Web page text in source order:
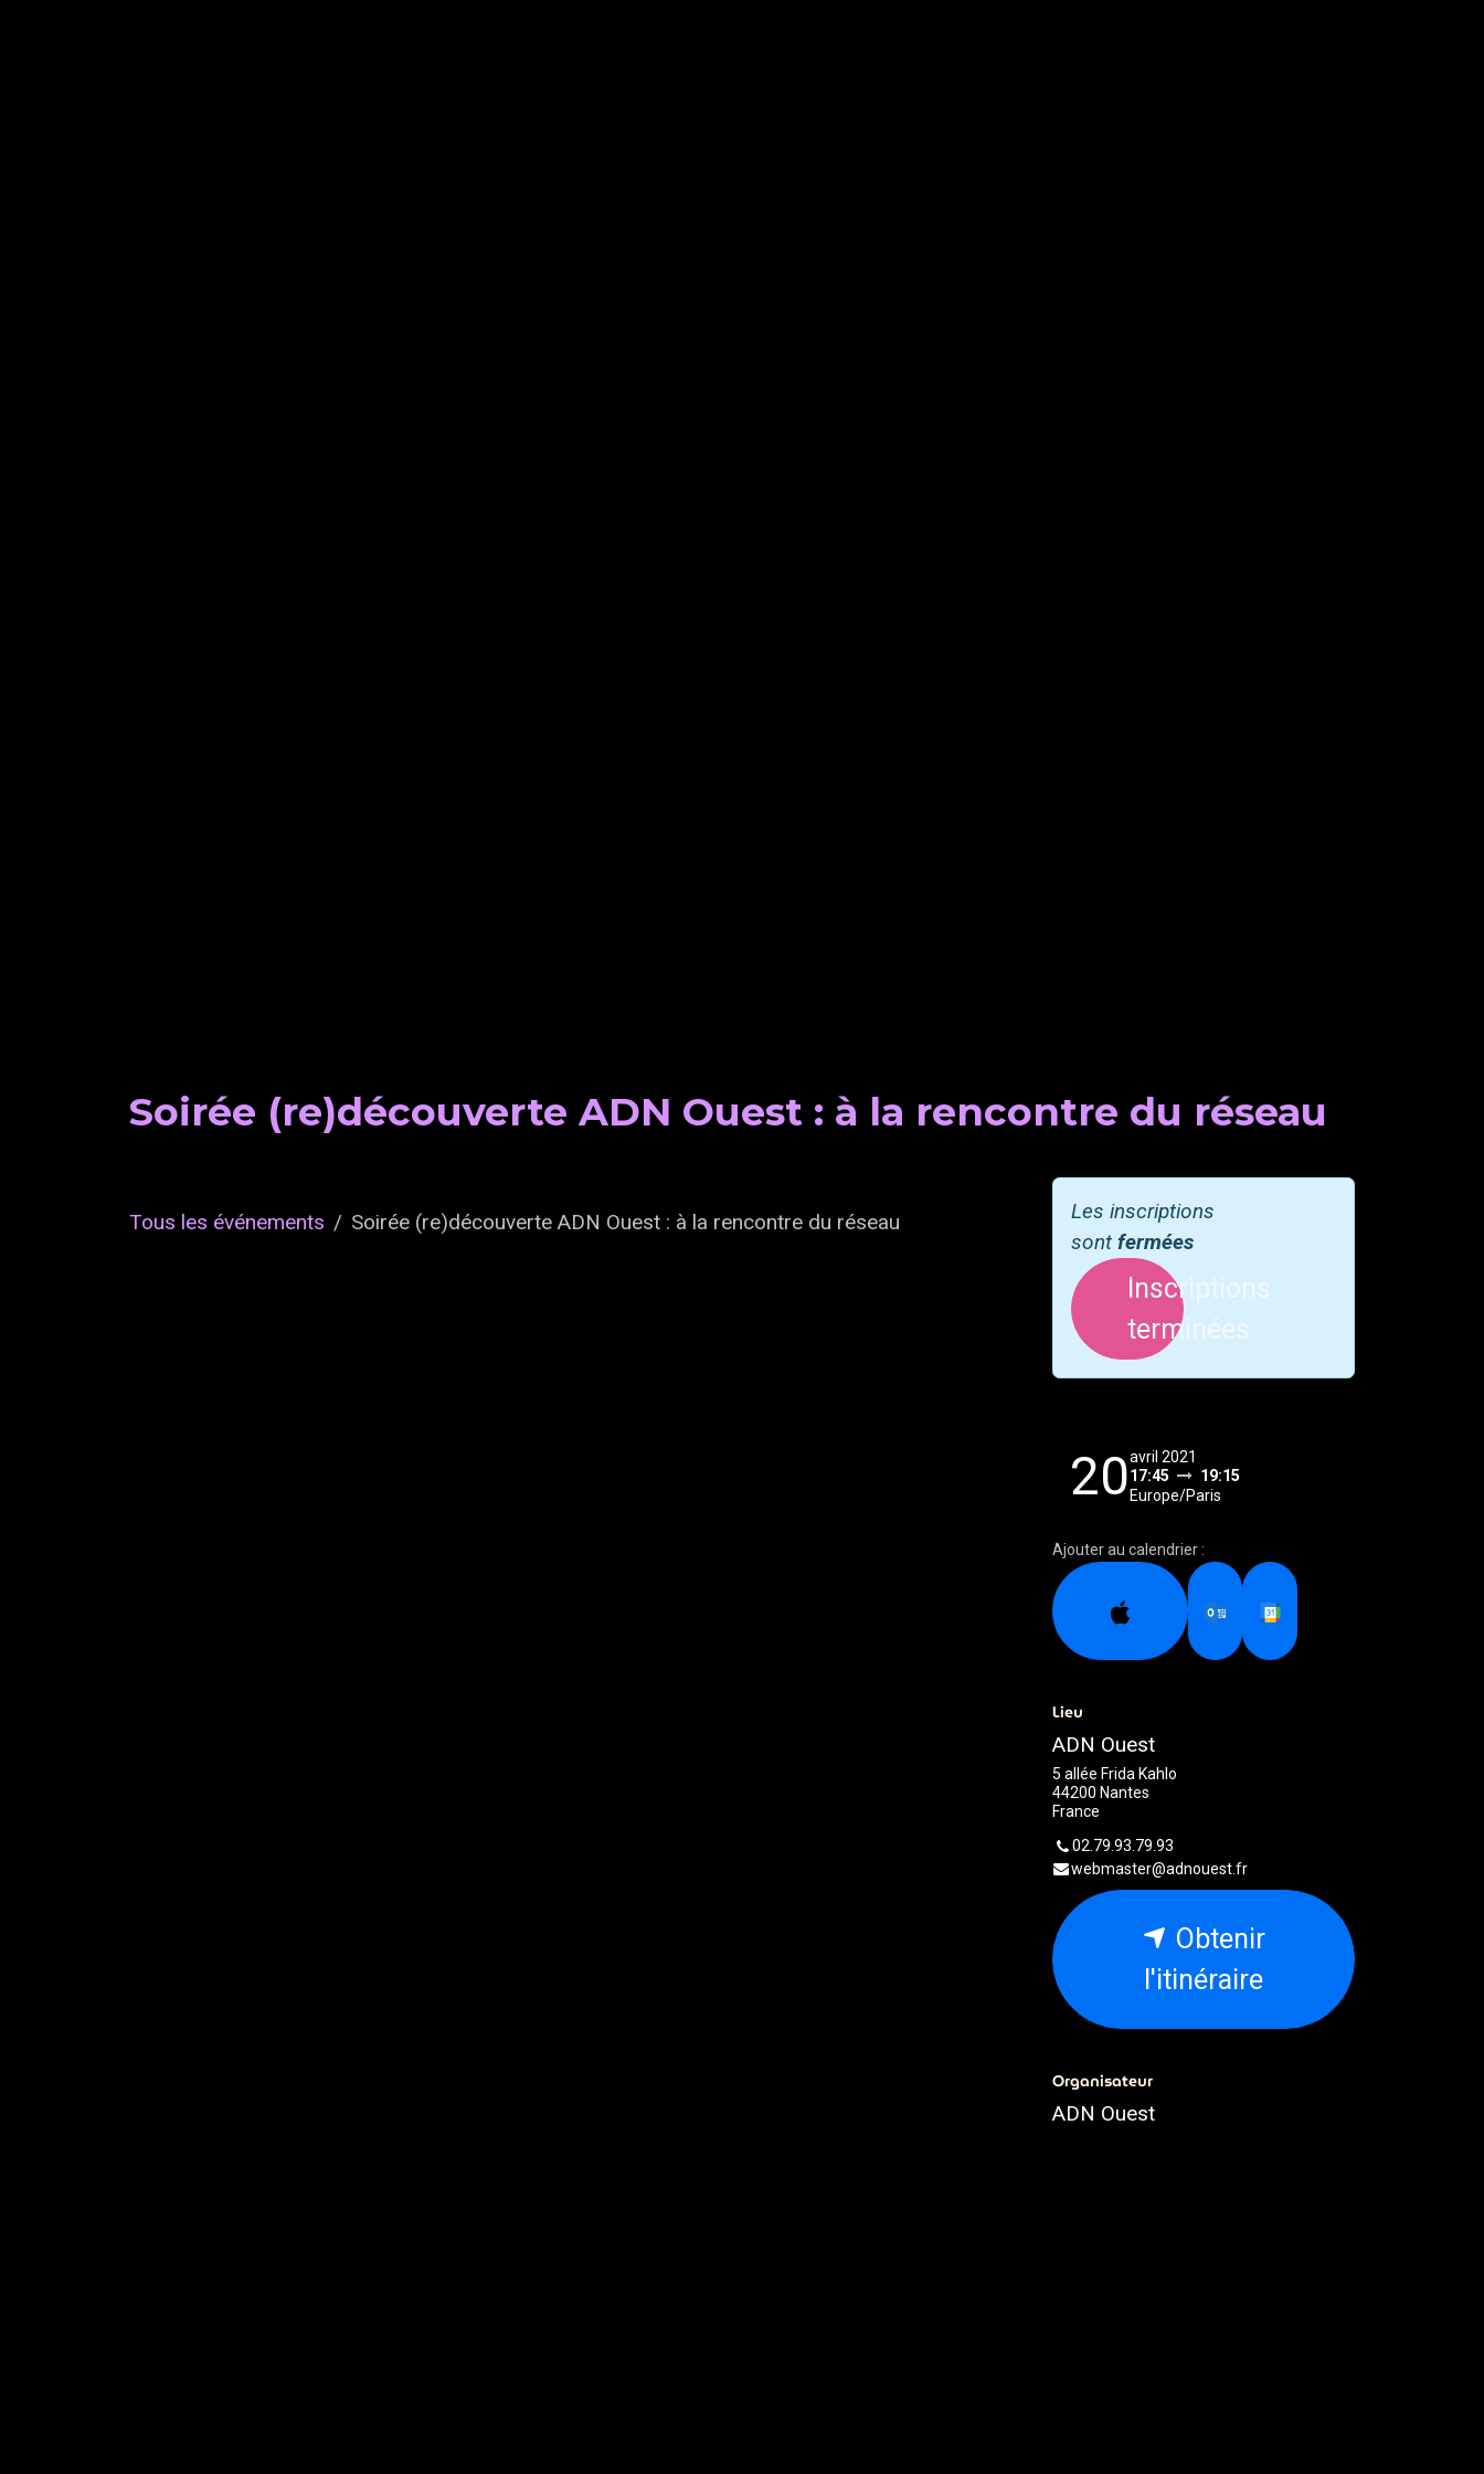
Soirée (re)découverte ADN Ouest : à la rencontre du réseau
Tous les événements Soirée (re)découverte ADN Ouest : à la rencontre du réseau
Les inscriptions
sont fermées
Inscriptions
terminées
20avril 2021
17:45
19:15
Europe/Paris
Ajouter au calendrier :
Lieu
ADN Ouest
5 allée Frida Kahlo
44200 Nantes
France
02.79.93.79.93
webmaster@adnouest.fr
Obtenir
l'itinéraire
Organisateur
ADN Ouest